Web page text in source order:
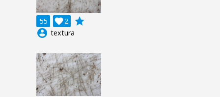
55 2

grade
account_circle textura